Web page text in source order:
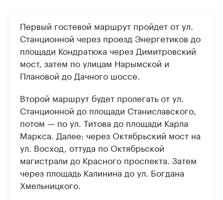
Первый гостевой маршрут пройдет от ул.
Станционной через проезд Энергетиков до
площади Кондратюка через Димитровский
мост, затем по улицам Нарымской и
Плановой до Дачного шоссе.
Второй маршрут будет пролегать от ул.
Станционной до площади Станиславского,
потом — по ул. Титова до площади Карла
Маркса. Далее: через Октябрьский мост на
ул. Восход, оттуда по Октябрьской
магистрали до Красного проспекта. Затем
через площадь Калинина до ул. Богдана
Хмельницкого.